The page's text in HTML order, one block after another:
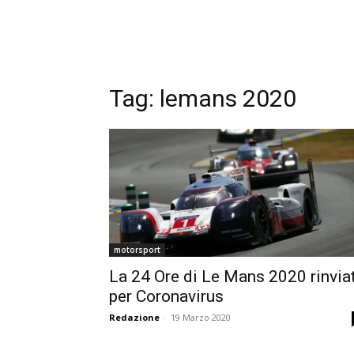
Tag: lemans 2020
motorsport
La 24 Ore di Le Mans 2020
per Coronavirus
Redazione - 19 Marzo 2020